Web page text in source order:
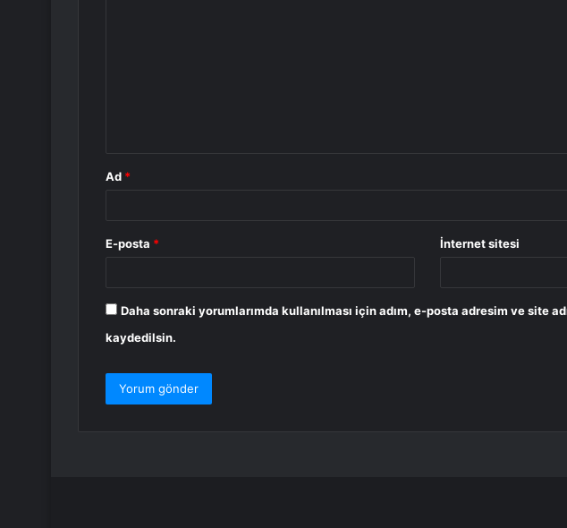
Ad *
E-posta * İnternet sitesi
Daha sonraki yorumlarımda kullanılması için adım, e-posta adresim ve site
kaydedilsin.